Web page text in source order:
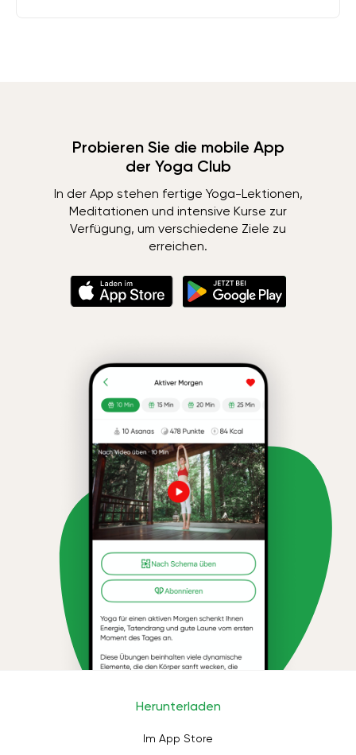
Probieren Sie die mobile App
der Yoga Club
In der App stehen fertige Yoga-Lektionen,
Meditationen und intensive Kurse zur
Verfügung, um verschiedene Ziele zu
erreichen.
Herunterladen
Im App Store